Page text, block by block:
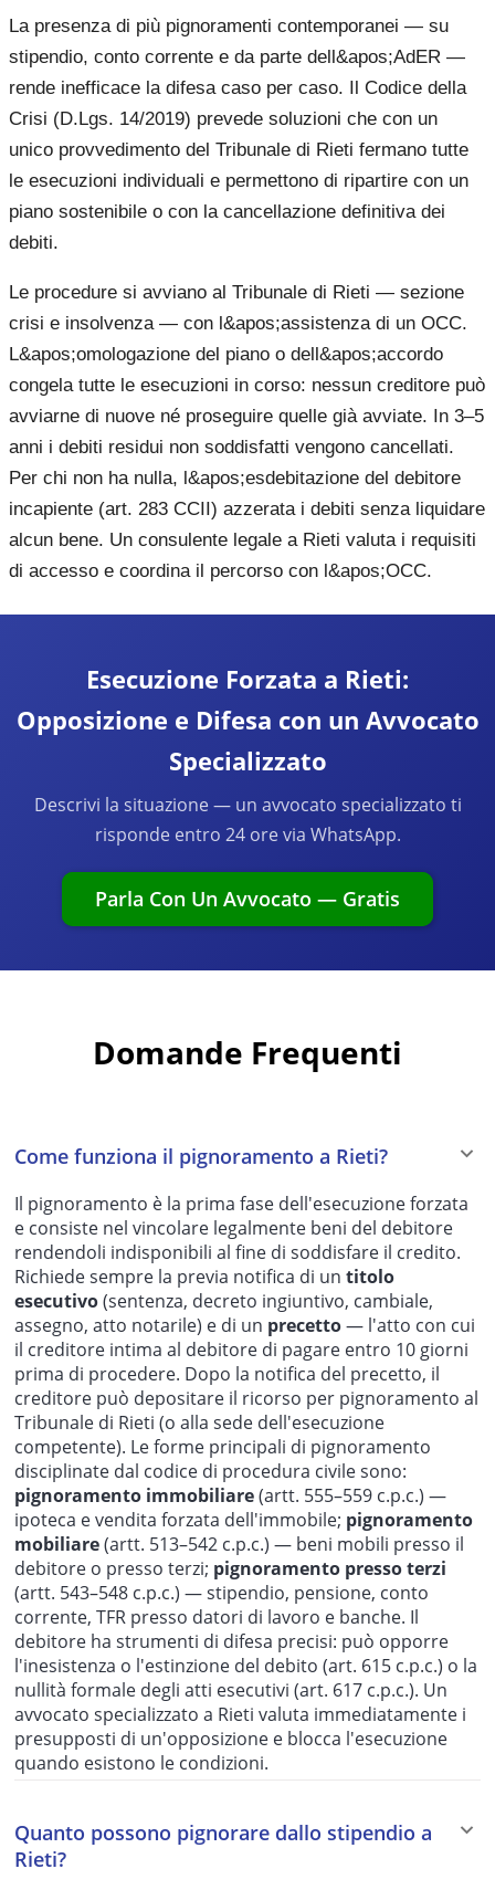
La presenza di più pignoramenti contemporanei — su
stipendio, conto corrente e da parte dell&apos;AdER —
rende inefficace la difesa caso per caso. Il Codice della
Crisi (D.Lgs. 14/2019) prevede soluzioni che con un
unico provvedimento del Tribunale di Rieti fermano tutte
le esecuzioni individuali e permettono di ripartire con un
piano sostenibile o con la cancellazione definitiva dei
debiti.
Le procedure si avviano al Tribunale di Rieti — sezione
crisi e insolvenza — con l&apos;assistenza di un OCC.
L&apos;omologazione del piano o dell&apos;accordo
congela tutte le esecuzioni in corso: nessun creditore può
avviarne di nuove né proseguire quelle già avviate. In 3–5
anni i debiti residui non soddisfatti vengono cancellati.
Per chi non ha nulla, l&apos;esdebitazione del debitore
incapiente (art. 283 CCII) azzerata i debiti senza liquidare
alcun bene. Un consulente legale a Rieti valuta i requisiti
di accesso e coordina il percorso con l&apos;OCC.
Esecuzione Forzata a Rieti:
Opposizione e Difesa con un Avvocato
Specializzato
Descrivi la situazione — un avvocato specializzato ti
risponde entro 24 ore via WhatsApp.
Parla Con Un Avvocato — Gratis
Domande Frequenti
Come funziona il pignoramento a Rieti?
Il pignoramento è la prima fase dell'esecuzione forzata
e consiste nel vincolare legalmente beni del debitore
rendendoli indisponibili al fine di soddisfare il credito.
Richiede sempre la previa notifica di un titolo
esecutivo(sentenza, decreto ingiuntivo, cambiale,
assegno, atto notarile) e di un precetto— l'atto con cui
il creditore intima al debitore di pagare entro 10 giorni
prima di procedere. Dopo la notifica del precetto, il
creditore può depositare il ricorso per pignoramento al
Tribunale di Rieti (o alla sede dell'esecuzione
competente). Le forme principali di pignoramento
disciplinate dal codice di procedura civile sono:
pignoramento immobiliare(artt. 555–559 c.p.c.) —
ipoteca e vendita forzata dell'immobile; pignoramento
mobiliare(artt. 513–542 c.p.c.) — beni mobili presso il
debitore o presso terzi; pignoramento presso terzi
(artt. 543–548 c.p.c.) — stipendio, pensione, conto
corrente, TFR presso datori di lavoro e banche. Il
debitore ha strumenti di difesa precisi: può opporre
l'inesistenza o l'estinzione del debito (art. 615 c.p.c.) o la
nullità formale degli atti esecutivi (art. 617 c.p.c.). Un
avvocato specializzato a Rieti valuta immediatamente i
presupposti di un'opposizione e blocca l'esecuzione
quando esistono le condizioni.
Quanto possono pignorare dallo stipendio a
Rieti?